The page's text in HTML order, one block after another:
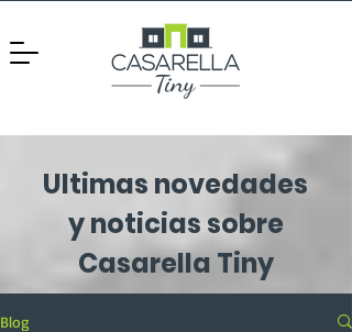
Ultimas novedades
y noticias sobre
Casarella Tiny
Blog